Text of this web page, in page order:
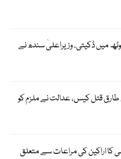
میں ڈکیتی، وزیراعلیٰ سندھ نے
قتل کیس، عدالت نے ملزم کو
کا اراکین کی مراعات سے متعلق